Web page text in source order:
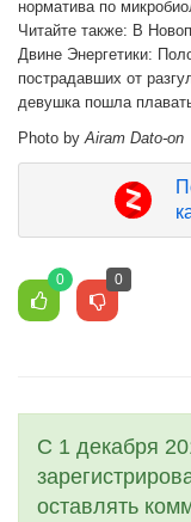
норматива по
Читайте также: В
Двине Энергетики:
пострадавших от
девушка пошла
Photo byAiram Dato-on
0 0
С 1 декабря
оставлять